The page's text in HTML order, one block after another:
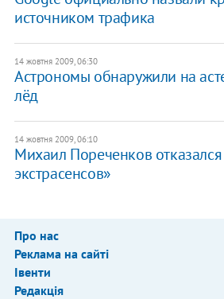
источником трафика
14 жовтня 2009, 06:30
Астрономы обнаружили на
лёд
14 жовтня 2009, 06:10
Михаил Пореченков
экстрасенсов»
Про нас
Реклама на сайті
Івенти
Редакція